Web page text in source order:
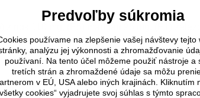
zinok 110 mg, (E5) mangán 25 mg, (E1)
kobalt 0,5 mg, L-lyzín monohydrochlorid
Predvoľby súkromia
používame na zlepšenie vašej návštevy tejto
analýzu jej výkonnosti a zhromažďovanie
používaní. Na tento účel môžeme použiť nástroje a
tretích strán a zhromaždené údaje sa môžu
v EÚ, USA alebo iných krajinách. Kliknutím
všetky cookies“ vyjadrujete svoj súhlas s týmto